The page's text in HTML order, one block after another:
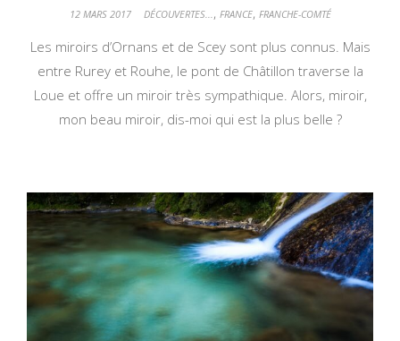
12 MARS 2017 DÉCOUVERTES..., FRANCE, FRANCHE-COMTÉ
Les miroirs d’Ornans et de Scey sont plus connus. Mais
entre Rurey et Rouhe, le pont de Châtillon traverse la
Loue et offre un miroir très sympathique. Alors, miroir,
mon beau miroir, dis-moi qui est la plus belle ?